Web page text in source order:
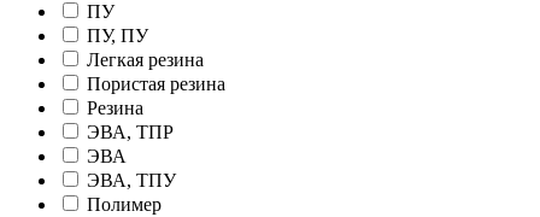
ПУ
ПУ, ПУ
Легкая резина
Пористая резина
Резина
ЭВА, ТПР
ЭВА
ЭВА, ТПУ
Полимер